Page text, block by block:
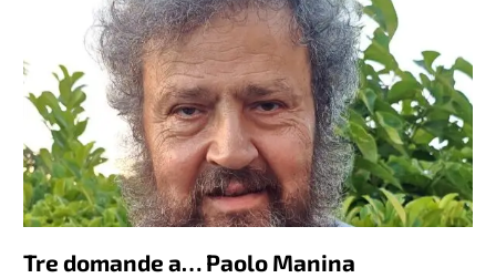
Tre domande a… Paolo Manina